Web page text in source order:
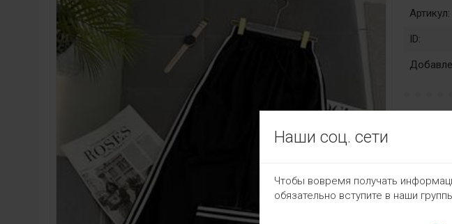
Артикул:
ID:
931₽
Наши соц. сети
Чтобы вовремя получать
обязательно вступите в наши